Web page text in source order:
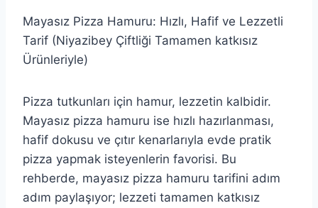
Mayasız Pizza Hamuru: Hızlı, Hafif ve Lezzetli
Tarif (Niyazibey Çiftliği Tamamen katkısız
Ürünleriyle)
Pizza tutkunları için hamur, lezzetin kalbidir.
Mayasız pizza hamuru ise hızlı hazırlanması,
hafif dokusu ve çıtır kenarlarıyla evde pratik
pizza yapmak isteyenlerin favorisi. Bu
rehberde, mayasız pizza hamuru tarifini adım
adım paylaşıyor; lezzeti tamamen katkısız